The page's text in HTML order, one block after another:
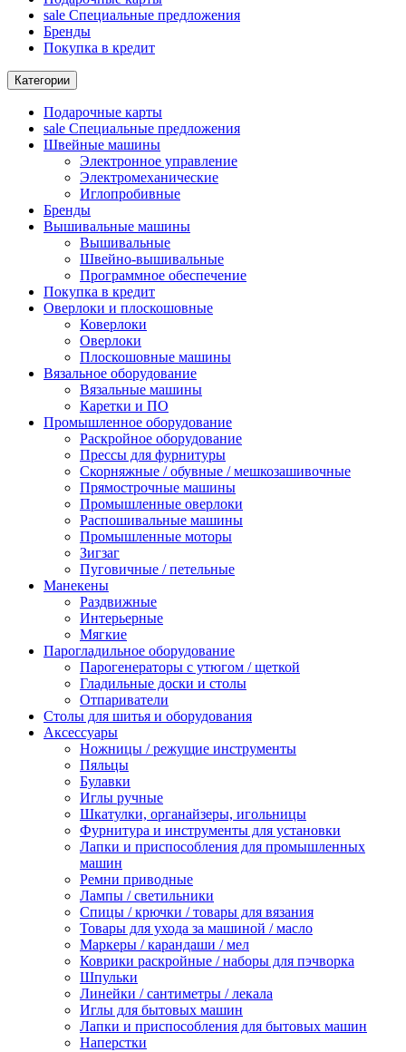
sale Специальные предложения
Бренды
Покупка в кредит
Категории
Подарочные карты
sale Специальные предложения
Швейные машины
Электронное управление
Электромеханические
Иглопробивные
Бренды
Вышивальные машины
Вышивальные
Швейно-вышивальные
Программное обеспечение
Покупка в кредит
Оверлоки и плоскошовные
Коверлоки
Оверлоки
Плоскошовные машины
Вязальное оборудование
Вязальные машины
Каретки и ПО
Промышленное оборудование
Раскройное оборудование
Прессы для фурнитуры
Скорняжные / обувные / мешкозашивочные
Прямострочные машины
Промышленные оверлоки
Распошивальные машины
Промышленные моторы
Зигзаг
Пуговичные / петельные
Манекены
Раздвижные
Интерьерные
Мягкие
Парогладильное оборудование
Парогенераторы с утюгом / щеткой
Гладильные доски и столы
Отпариватели
Столы для шитья и оборудования
Аксессуары
Ножницы / режущие инструменты
Пяльцы
Булавки
Иглы ручные
Шкатулки, органайзеры, игольницы
Фурнитура и инструменты для установки
Лапки и приспособления для промышленных
машин
Ремни приводные
Лампы / светильники
Спицы / крючки / товары для вязания
Товары для ухода за машиной / масло
Маркеры / карандаши / мел
Коврики раскройные / наборы для пэчворка
Шпульки
Линейки / сантиметры / лекала
Иглы для бытовых машин
Лапки и приспособления для бытовых машин
Наперстки